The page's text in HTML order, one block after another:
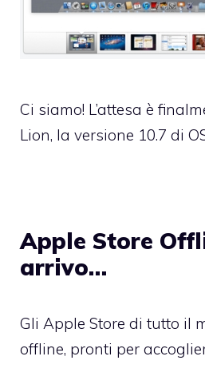
Ci siamo! L’attesa è
Lion, la versione 10.7 di
Apple Store
arrivo…
Gli Apple Store di tutto il
offline, pronti per